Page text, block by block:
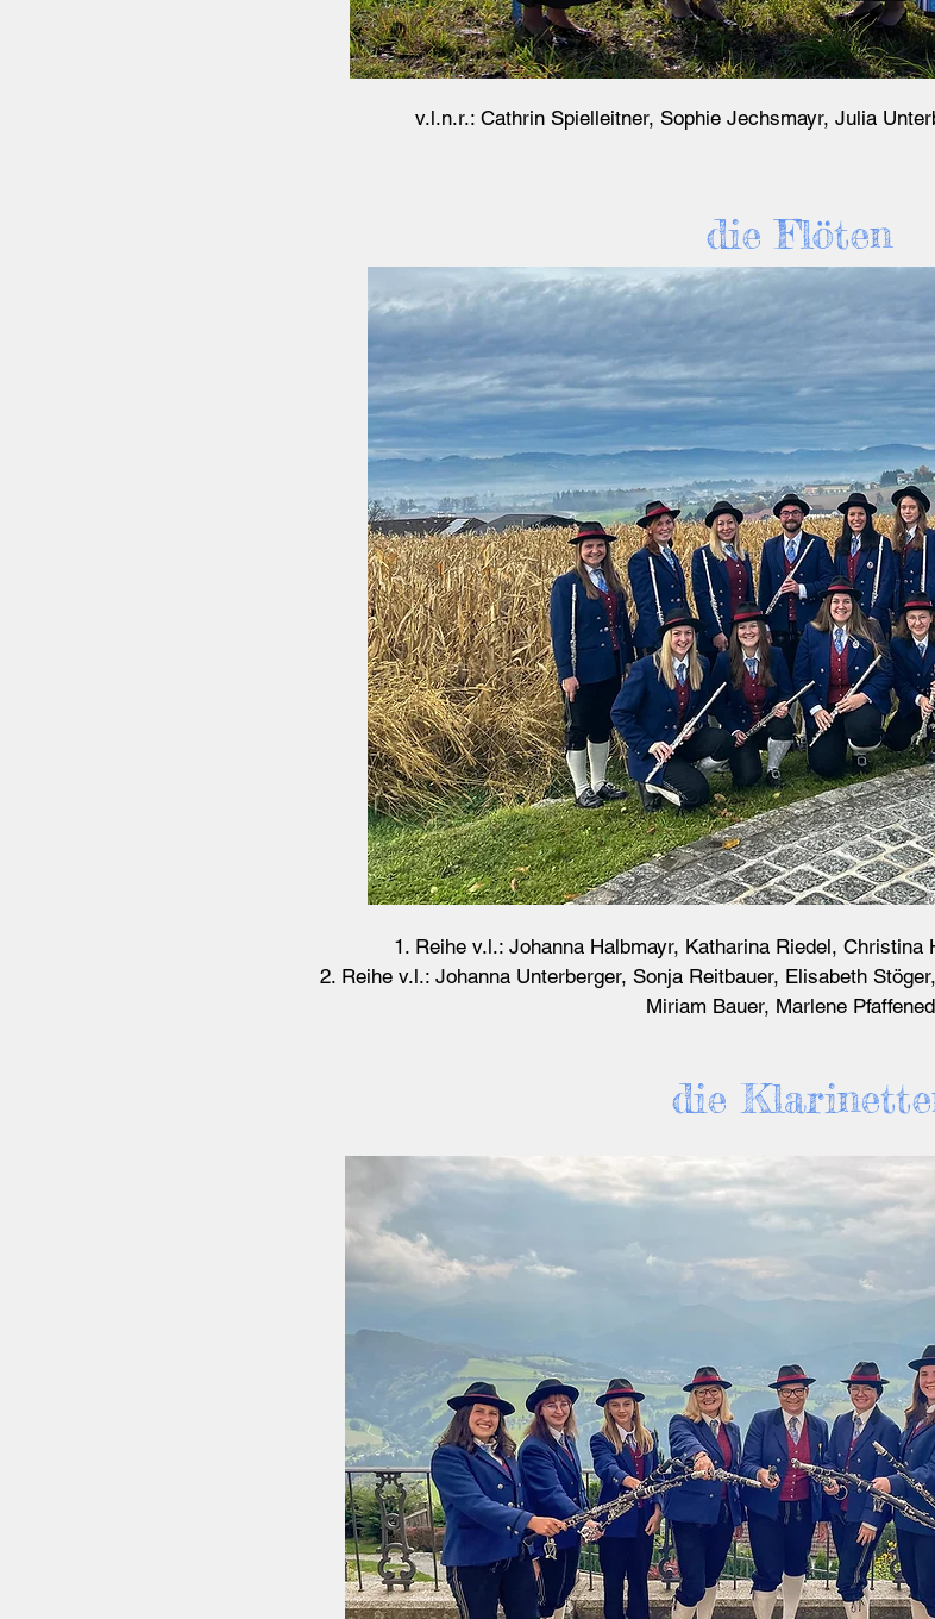
v.l.n.r.: Cathrin Spielleitner, Sophie Jechsmayr, Julia
die Flöten
1. Reihe v.l.: Johanna Halbmayr, Katharina Riedel, Christina
2. Reihe v.l.: Johanna Unterberger, Sonja Reitbauer, Elisabeth
Miriam Bauer, Marlene
die